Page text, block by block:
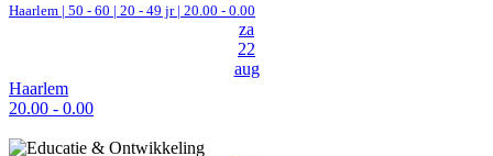
Haarlem | 50 - 60 | 20 - 49 jr | 20.00 - 0.00
za
22
aug
Haarlem
20.00 - 0.00